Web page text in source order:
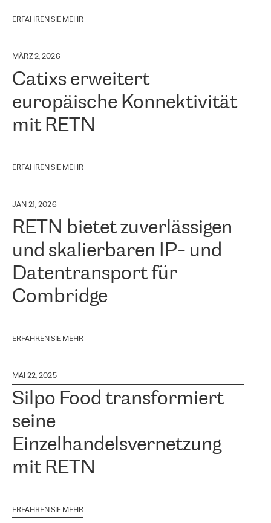
ERFAHREN SIE MEHR
MÄRZ 2, 2026
Catixs erweitert
europäische Konnektivität
mit RETN
ERFAHREN SIE MEHR
JAN 21, 2026
RETN bietet zuverlässigen
und skalierbaren IP- und
Datentransport für
Combridge
ERFAHREN SIE MEHR
MAI 22, 2025
Silpo Food transformiert
seine
Einzelhandelsvernetzung
mit RETN
ERFAHREN SIE MEHR